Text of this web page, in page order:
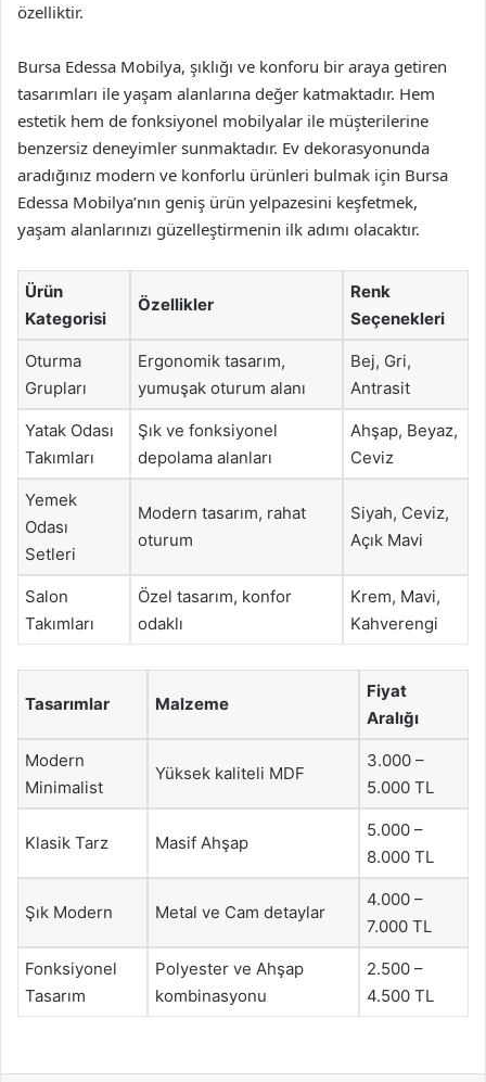
özelliktir.
Bursa Edessa Mobilya, şıklığı ve konforu bir araya getiren
tasarımları ile yaşam alanlarına değer katmaktadır. Hem
estetik hem de fonksiyonel mobilyalar ile müşterilerine
benzersiz deneyimler sunmaktadır. Ev dekorasyonunda
aradığınız modern ve konforlu ürünleri bulmak için Bursa
Edessa Mobilya’nın geniş ürün yelpazesini keşfetmek,
yaşam alanlarınızı güzelleştirmenin ilk adımı olacaktır.
Ürün
Kategorisi
Özellikler
Renk
Seçenekleri
Oturma
Grupları
Ergonomik tasarım,
yumuşak oturum alanı
Bej, Gri,
Antrasit
Yatak Odası
Takımları
Şık ve fonksiyonel
depolama alanları
Ahşap, Beyaz,
Ceviz
Yemek
Odası
Setleri
Modern tasarım, rahat
oturum
Siyah, Ceviz,
Açık Mavi
Salon
Takımları
Özel tasarım, konfor
odaklı
Krem, Mavi,
Kahverengi
Tasarımlar Malzeme
Fiyat
Aralığı
Modern
Minimalist
Yüksek kaliteli MDF
3.000 –
5.000 TL
Klasik Tarz Masif Ahşap
5.000 –
8.000 TL
Şık Modern Metal ve Cam detaylar
4.000 –
7.000 TL
Fonksiyonel
Tasarım
Polyester ve Ahşap
kombinasyonu
2.500 –
4.500 TL